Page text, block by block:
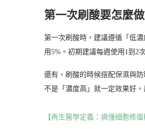
第一次刷酸要怎麼做
第一次刷酸時，建議遵循「低
用5%。初期建議每週使用1到2
還有，刷酸的時候搭配保濕與
不是「濃度高」就一定效果好
【再生醫學定義：搞懂細胞修復